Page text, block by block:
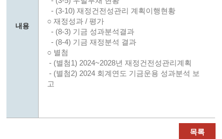
내용
- (3-10) 재정건전성관리 계획이행현황
○ 재정성과 / 평가
- (8-3) 기금 성과분석결과
- (8-4) 기금 재정분석 결과
○ 별첨
- (별첨1) 2024~2028년 재정건전성관리계획
- (별첨2) 2024 회계연도 기금운용 성과분석 보
고
목록